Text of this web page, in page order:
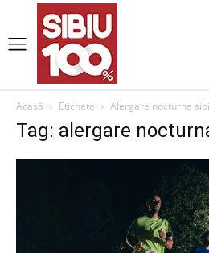
Acasă Etichete Alergare nocturna
Tag: alergare